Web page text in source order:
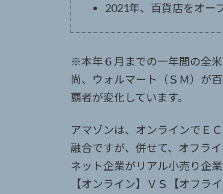
2021年、百貨店をオー
※本年６月までの一年間の全
尚、ウォルマート（ＳＭ）が
覇者が変化しています。
アマゾンは、オンラインでＥ
融合ですが、併せて、オフライ
ネット企業がリアル小売り企
【オンライン】ＶＳ【オフラ